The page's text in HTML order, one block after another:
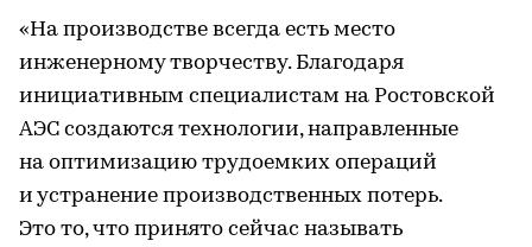
«На производстве всегда есть место
инженерному творчеству. Благодаря
инициативным специалистам на Ростовской
АЭС создаются технологии, направленные
на оптимизацию трудоемких операций
и устранение производственных потерь.
Это то, что принято сейчас называть